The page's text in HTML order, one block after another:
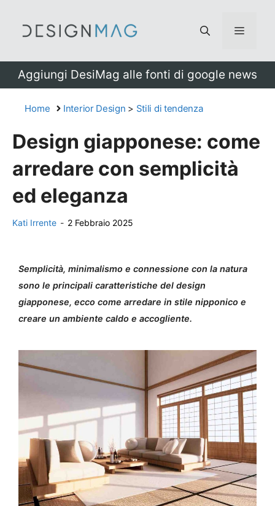
Menu
Aggiungi DesiMag alle fonti di google news
Home Interior Design > Stili di tendenza
Design giapponese: come
arredare con semplicità
ed eleganza
Kati Irrente - 2 Febbraio 2025
Semplicità, minimalismo e connessione con la natura
sono le principali caratteristiche del design
giapponese, ecco come arredare in stile nipponico e
creare un ambiente caldo e accogliente.